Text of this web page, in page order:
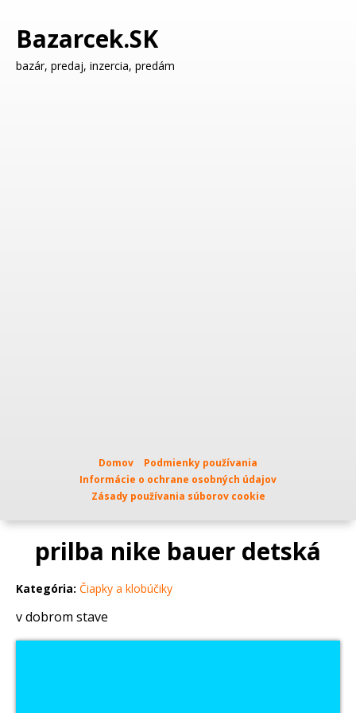
Bazarcek.SK
bazár, predaj, inzercia, predám
Domov
Podmienky používania
Informácie o ochrane osobných údajov
Zásady používania súborov cookie
prilba nike bauer detská
Kategória: Čiapky a klobúčiky
v dobrom stave